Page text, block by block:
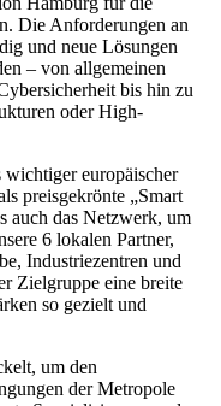
Die Anforderungen an
und neue Lösungen
– von allgemeinen
bis hin zu
oder High-
europäischer
preisgekrönte „Smart
auch das Netzwerk, um
6 lokalen Partner,
Industriezentren und
Zielgruppe eine breite
so gezielt und
um den
der Metropole